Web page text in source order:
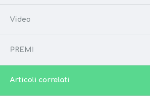
Video
PREMI
Articoli correlati